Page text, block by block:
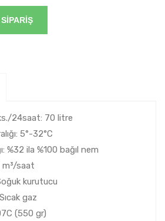
24saat: 70 litre
5°-32°C
%32 ila %100 bağıl nem
m³/saat
kurutucu
gaz
(550 gr)